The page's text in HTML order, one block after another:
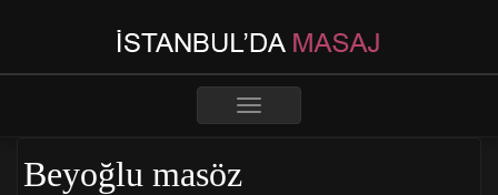
Toggle
Beyoğlu masöz